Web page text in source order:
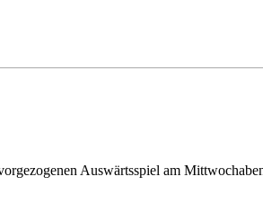
Auswärtsspiel am